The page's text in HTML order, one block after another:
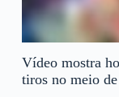
Vídeo mostra
tiros no meio